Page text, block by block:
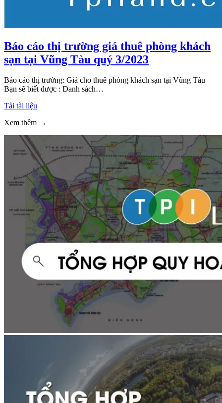
Báo cáo thị trường giá thuê phòng khách
sạn tại Vũng Tàu quý 3/2023
Báo cáo thị trường: Giá cho thuê phòng khách sạn tại Vũng Tàu
Bạn sẽ biết được : Danh sách…
Tải tài liệu
Xem thêm →